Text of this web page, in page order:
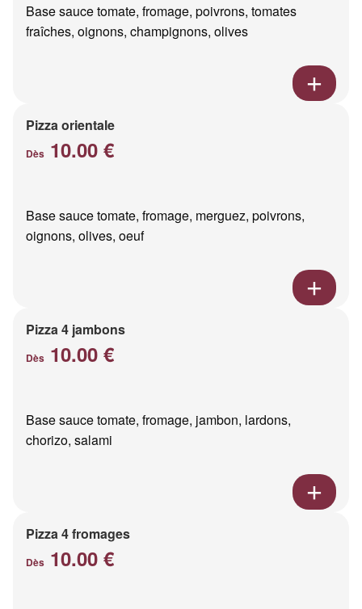
Base sauce tomate, fromage, poivrons, tomates
fraîches, oignons, champignons, olives
Pizza orientale
Dès 10.00 €
Base sauce tomate, fromage, merguez, poivrons,
oignons, olives, oeuf
Pizza 4 jambons
Dès 10.00 €
Base sauce tomate, fromage, jambon, lardons,
chorizo, salami
Pizza 4 fromages
Dès 10.00 €